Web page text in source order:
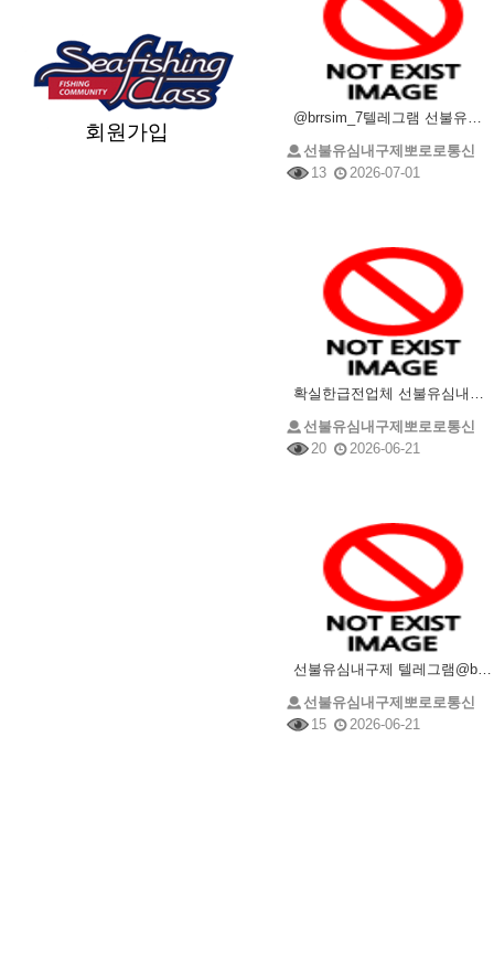
회원가입
@brrsim_7텔레그램 선불유심매입 선불유심내구제 뽀로로통신 선불유심현금화하는업체 프리랜서소액급전
선불유심내구제뽀로로통신
13
2026-07-01
확실한급전업체 선불유심내구제 @brrsim_7텔레그램 선불유심매입 뽀로로통신 유심삽니다 선불유심구매
선불유심내구제뽀로로통신
20
2026-06-21
선불유심내구제 텔레그램@brrsim_7 선불유심매입 뽀로로통신 주부소액내구제추천 급전 선불유심구매
선불유심내구제뽀로로통신
15
2026-06-21